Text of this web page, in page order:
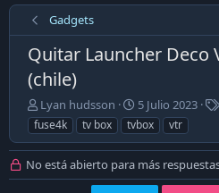
Gadgets
Quitar Launcher Deco
(chile)
E
m
p
e
z
ó
Lyan hudsson
F
e
c
h
a
d
5 Julio 2023
fuse4k
tv box tvbox vtr
No está abierto para más